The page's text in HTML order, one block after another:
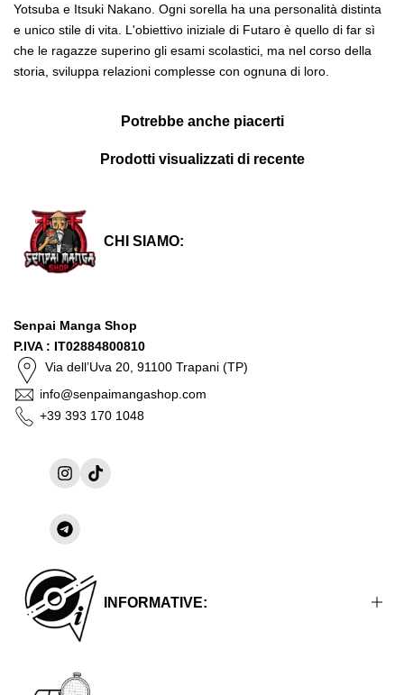
Yotsuba e Itsuki Nakano. Ogni sorella ha una personalità distinta
e unico stile di vita. L'obiettivo iniziale di Futaro è quello di far sì
che le ragazze superino gli esami scolastici, ma nel corso della
storia, sviluppa relazioni complesse con ognuna di loro.
Potrebbe anche piacerti
Prodotti visualizzati di recente
CHI SIAMO:
Senpai Manga Shop
P.IVA : IT02884800810
Via dell’Uva 20, 91100 Trapani (TP)
info@senpaimangashop.com
+39 393 170 1048
Instagram
TikTok
Condividi
su
INFORMATIVE:
Informative Legali